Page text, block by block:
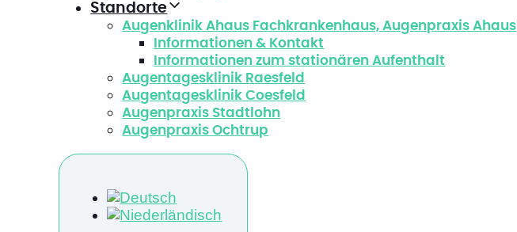
Standorte
Augenklinik Ahaus Fachkrankenhaus, Augenpraxis Ahaus
Informationen & Kontakt
Informationen zum stationären Aufenthalt
Augentagesklinik Raesfeld
Augentagesklinik Coesfeld
Augenpraxis Stadtlohn
Augenpraxis Ochtrup